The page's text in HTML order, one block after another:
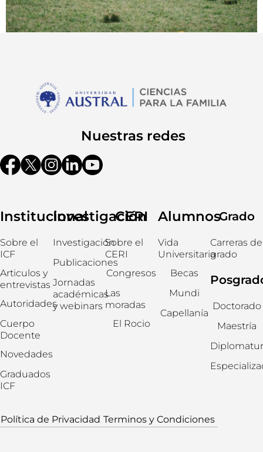
Nuestras redes
Institucional
Sobre el
ICF
Articulos y
entrevistas
Autoridades
Cuerpo
Docente
Novedades
Graduados
ICF
Investigación
Investigación
Publicaciones
Jornadas
académicas
y webinars
CERI
Sobre el
CERI
Congresos
Las
moradas
El Rocio
Alumnos
Vida
Universitaria
Becas
Mundi
Capellanía
Grado
Carreras de
grado
Doctorado
Maestría
Política de Privacidad Terminos y Condiciones